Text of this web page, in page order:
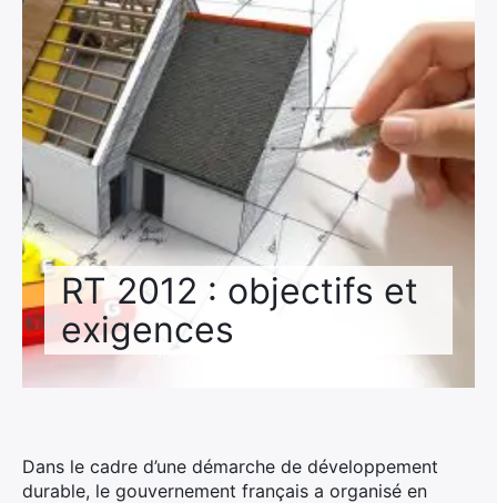
RT 2012 : objectifs et
exigences
Dans le cadre d’une démarche de développement
durable, le gouvernement français a organisé en
DEVIS